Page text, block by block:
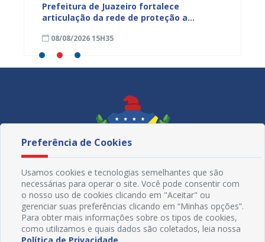
Prefeitura de Juazeiro fortalece
articulação da rede de proteção a
análoga à escravidão
08/08/2026 15H35
Preferência de Cookies
Usamos cookies e tecnologias semelhantes que são
necessárias para operar o site. Você pode consentir com
o nosso uso de cookies clicando em "Aceitar" ou
gerenciar suas preferências clicando em “Minhas opções”.
Para obter mais informações sobre os tipos de cookies,
como utilizamos e quais dados são coletados, leia nossa